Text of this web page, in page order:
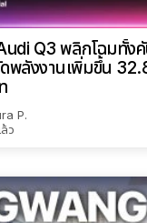
Q3 พลิกโฉมทั้ง
พลังงานเพิ่มขึ้น
P.
ว